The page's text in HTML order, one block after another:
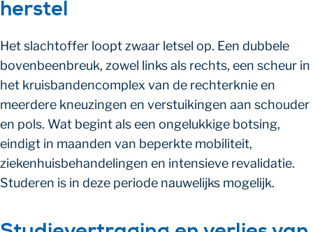
herstel
Het slachtoffer loopt zwaar letsel op. Een dubbele
bovenbeenbreuk, zowel links als rechts, een scheur in
het kruisbandencomplex van de rechterknie en
meerdere kneuzingen en verstuikingen aan schouder
en pols. Wat begint als een ongelukkige botsing,
eindigt in maanden van beperkte mobiliteit,
ziekenhuisbehandelingen en intensieve revalidatie.
Studeren is in deze periode nauwelijks mogelijk.